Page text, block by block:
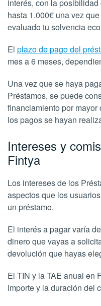
interés, con la
hasta 1.000€ una vez
evaluado tu solvencia
El plazo de pago del
mes a 6 meses,
Una vez que se haya
Préstamos, se puede
financiamiento por
los pagos se hayan
Intereses y
Fintya
Los intereses de los
aspectos que los
un préstamo.
El interés a pagar varía
dinero que vayas a
devolución que hayas
El TIN y la TAE anual en
importe y la duración del